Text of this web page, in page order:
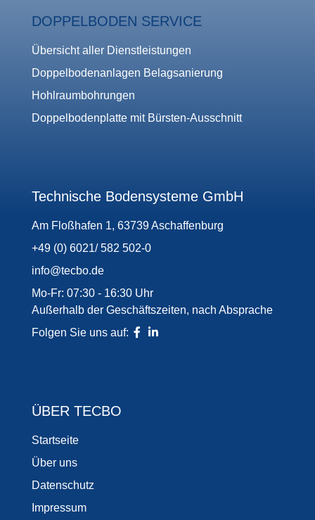
DOPPELBODEN SERVICE
Übersicht aller Dienstleistungen
Doppelbodenanlagen Belagsanierung
Hohlraumbohrungen
Doppelbodenplatte mit Bürsten-Ausschnitt
Technische Bodensysteme GmbH
Am Floßhafen 1, 63739 Aschaffenburg
+49 (0) 6021/ 582 502-0
info@tecbo.de
Mo-Fr: 07:30 - 16:30 Uhr
Außerhalb der Geschäftszeiten, nach Absprache
Folgen Sie uns auf:
ÜBER TECBO
Startseite
Über uns
Datenschutz
Impressum